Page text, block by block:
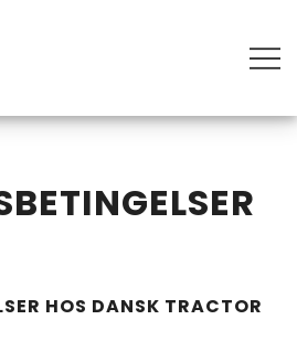
HOS DANSK TRACTOR